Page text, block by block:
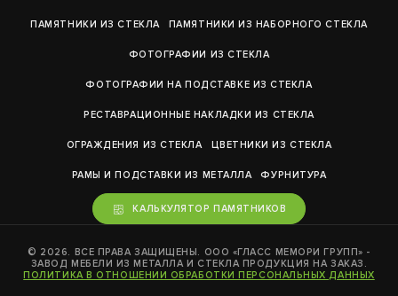
ПАМЯТНИКИ ИЗ СТЕКЛА ПАМЯТНИКИ ИЗ НАБОРНОГО СТЕКЛА
ФОТОГРАФИИ ИЗ СТЕКЛА
ФОТОГРАФИИ НА ПОДСТАВКЕ ИЗ СТЕКЛА
РЕСТАВРАЦИОННЫЕ НАКЛАДКИ ИЗ СТЕКЛА
ОГРАЖДЕНИЯ ИЗ СТЕКЛА ЦВЕТНИКИ ИЗ СТЕКЛА
РАМЫ И ПОДСТАВКИ ИЗ МЕТАЛЛА ФУРНИТУРА
КАЛЬКУЛЯТОР ПАМЯТНИКОВ
© 2026. ВСЕ ПРАВА ЗАЩИЩЕНЫ. ООО «ГЛАСС МЕМОРИ ГРУПП» -
ЗАВОД МЕБЕЛИ ИЗ МЕТАЛЛА И СТЕКЛА ПРОДУКЦИЯ НА ЗАКАЗ.
ПОЛИТИКА В ОТНОШЕНИИ ОБРАБОТКИ ПЕРСОНАЛЬНЫХ ДАННЫХ